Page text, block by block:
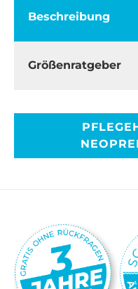
Beschreibung
Größenratgeber